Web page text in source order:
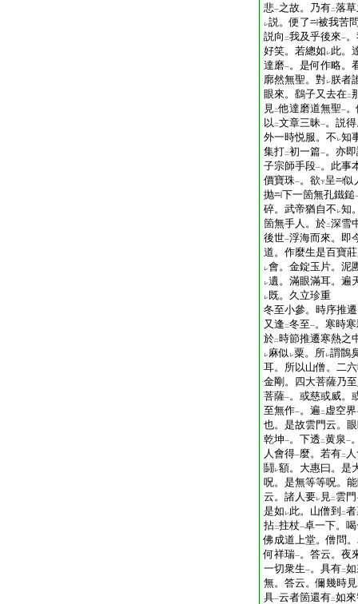
悲一之故。乃有二落
レ説。便了
被我苦
説向 二我及乎後來一
好笑。若總如 レ此。
達磨一。是何作略。
廓然無聖。對レ朕者
眼來。鷂子又去在二
見二他達磨道無聖一
以 二文章三昧一。説
外一時悦服。不 レ知
集打二初一篇一。亦
子宗師手段一。此事
價寶珠一。欲下呈
似
抛
下一箇無孔鐵鎚
碎。武帝猶自不 レ知
箇無手人。於二深雪
後世一浮海而來。即
道。作麼生是百寶
レ會。金錠玉片。泥
レ遺。滿眼滿耳。遍
レ既。久立珍重
冬至小參。時序推
又逢 二冬至一。寒時
於二時節推遷寒熱之
レ麻似 レ粟。所レ謂鶻
耳。所以山僧。二
金剛。四大菩薩乃
菩薩一。或慈或威。
至無作一。遍 二 虚空界
也。是故雲門云。
乾坤一。下透 二黄泉一
人會得一麼。若有二
鬪 レ額。大惠曰。是
呪。是無等等呪。
云。諸人要レ 見二 雲門
是如 レ此。山僧到 二
拈二拄杖一卓一下。
佛成道上堂。僧問
何祥瑞一。答云。夜
一切衆生一。具有二
無。答云。儞幾時見
具一云者箇還有二如